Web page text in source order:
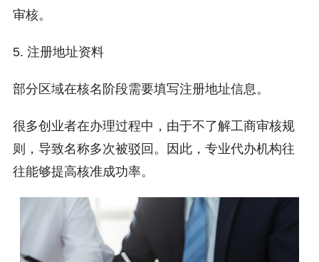
审核。
5. 注册地址资料
部分区域在核名阶段需要填写注册地址信息。
很多创业者在办理过程中，由于不了解工商审核规
则，导致名称多次被驳回。因此，专业代办机构往
往能够提高核准成功率。